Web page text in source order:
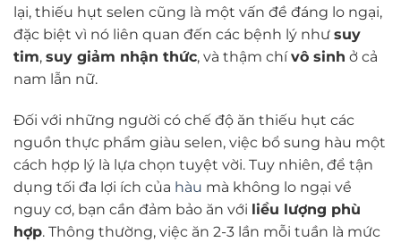
lại, thiếu hụt selen cũng là một vấn đề đáng lo ngại,
đặc biệt vì nó liên quan đến các bệnh lý như suy
tim, suy giảm nhận thức, và thậm chívô sinh ở cả
nam lẫn nữ.
Đối với những người có chế độ ăn thiếu hụt các
nguồn thực phẩm giàu selen, việc bổ sung hàu một
cách hợp lý là lựa chọn tuyệt vời. Tuy nhiên, để tận
dụng tối đa lợi ích của hàu mà không lo ngại về
nguy cơ, bạn cần đảm bảo ăn với liều lượng phù
hợp. Thông thường, việc ăn 2-3 lần mỗi tuần là mức